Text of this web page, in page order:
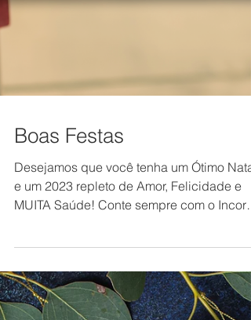
Boas Festas
Desejamos que você tenha um Ótimo Natal
e um 2023 repleto de Amor, Felicidade e